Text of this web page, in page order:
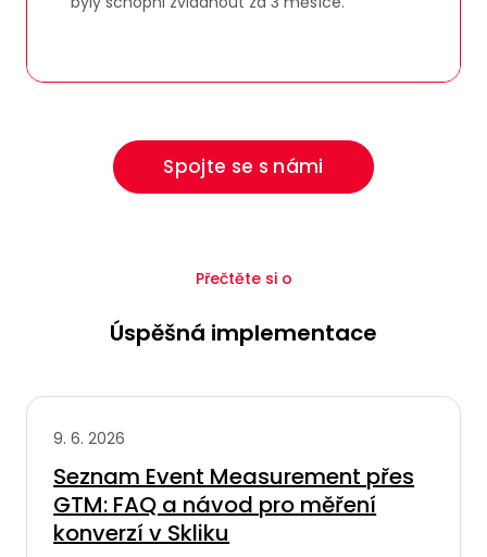
Spojte se s námi
Přečtěte si o
Úspěšná implementace
9. 6. 2026
Seznam Event Measurement přes
GTM: FAQ a návod pro měření
konverzí v Skliku